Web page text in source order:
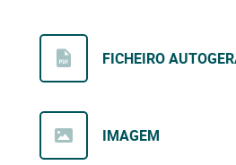
FICHEIRO
IMAGEM